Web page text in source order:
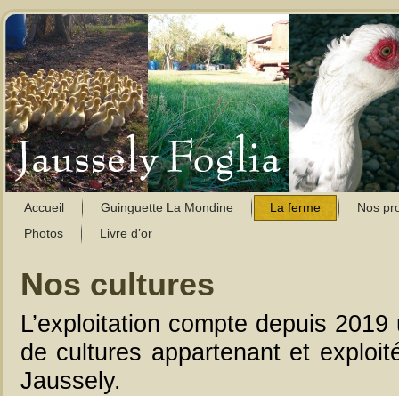
Accueil Guinguette La Mondine La ferme
Nos
Photos
Livre d’or
Nos cultures
L’exploitation compte depuis
de cultures appartenant et
Jaussely.